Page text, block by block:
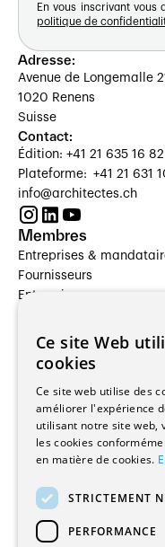
En vous inscrivant vous
politique de
Adresse:
Avenue de Longemalle
1020 Renens
Suisse
Contact:
Édition: +41 21 635 16 82
Plateforme: +41 21 631
info@architectes.ch
Membres
Entreprises &
Fournisseurs
Entreprises
Architectes paysagistes
Architectes d'intérieur
Entreprises générales
Ingénieurs et
Fabricants / Fournisseurs
Régies immobilières
Gestion PPE
Ce site Web
cookies
Ce site web utilise des
améliorer l'expérience
utilisant notre site web,
les cookies
en matière de cookies.
STRICTEMENT
PERFORMANCE